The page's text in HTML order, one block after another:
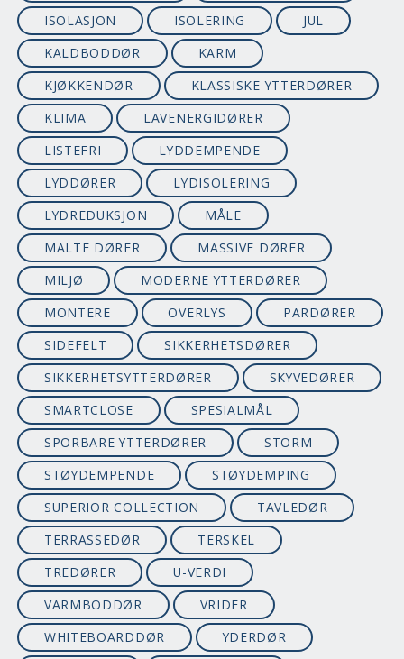
ISOLASJON
ISOLERING
JUL
KALDBODDØR
KARM
KJØKKENDØR
KLASSISKE YTTERDØRER
KLIMA
LAVENERGIDØRER
LISTEFRI
LYDDEMPENDE
LYDDØRER
LYDISOLERING
LYDREDUKSJON
MÅLE
MALTE DØRER
MASSIVE DØRER
MILJØ
MODERNE YTTERDØRER
MONTERE
OVERLYS
PARDØRER
SIDEFELT
SIKKERHETSDØRER
SIKKERHETSYTTERDØRER
SKYVEDØRER
SMARTCLOSE
SPESIALMÅL
SPORBARE YTTERDØRER
STORM
STØYDEMPENDE
STØYDEMPING
SUPERIOR COLLECTION
TAVLEDØR
TERRASSEDØR
TERSKEL
TREDØRER
U-VERDI
VARMBODDØR
VRIDER
WHITEBOARDDØR
YDERDØR